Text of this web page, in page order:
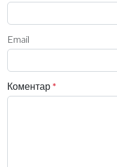
Email
Коментар *